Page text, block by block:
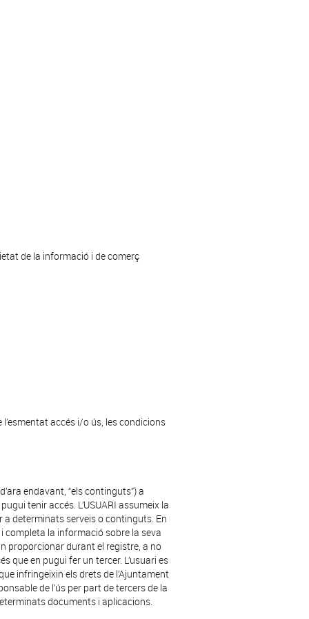
de la informació i de comerç
l’esmentat accés i/o ús, les condicions
endavant, “els continguts”) a
tenir accés. L’USUARI assumeix la
determinats serveis o continguts. En
completa la informació sobre la seva
proporcionar durant el registre, a no
que en pugui fer un tercer. L’usuari es
infringeixin els drets de l’Ajuntament
de l’ús per part de tercers de la
documents i aplicacions.